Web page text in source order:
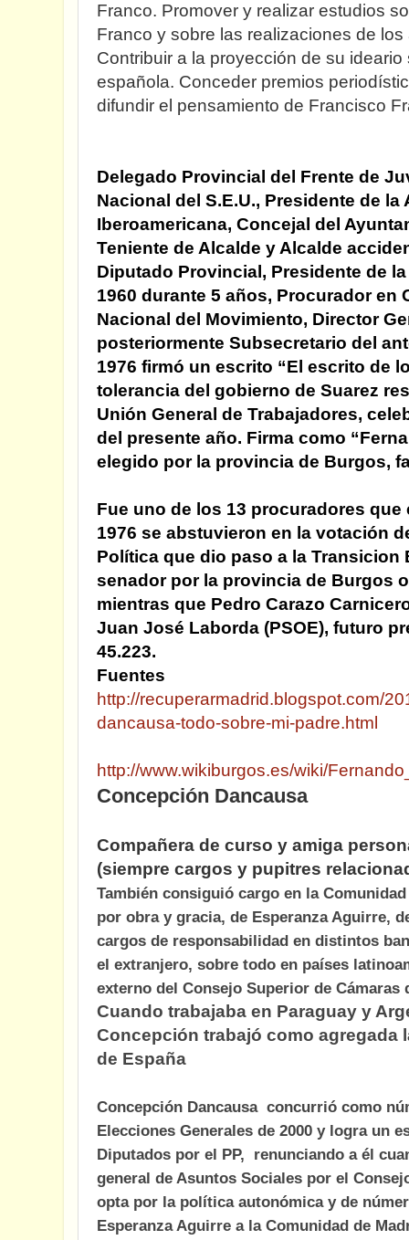
Franco. Promover y realizar estudios
Franco y sobre las realizaciones de
Contribuir a la proyección de su
española. Conceder premios
difundir el pensamiento de Francisco
Delegado Provincial del Frente de
Nacional del S.E.U., Presidente de
Iberoamericana, Concejal del
Teniente de Alcalde y Alcalde
Diputado Provincial, Presidente de
1960 durante 5 años, Procurador en
Nacional del Movimiento, Director
posteriormente Subsecretario del
1976 firmó un escrito “El escrito de
tolerancia del gobierno de Suarez
Unión General de Trabajadores,
del presente año. Firma como
elegido por la provincia de Burgos,
Fue uno de los 13 procuradores
1976 se abstuvieron en la votación
Política que dio paso a la Transicion
senador por la provincia de Burgos
mientras que Pedro Carazo
Juan José Laborda (PSOE), futuro
45.223.
Fuentes
http://recuperarmadrid.blogspot.com/
dancausa-todo-sobre-mi-padre.html
http://www.wikiburgos.es/wiki/
Concepción Dancausa
Compañera de curso y amiga
(siempre cargos y pupitres
También consiguió cargo en la
por obra y gracia, de Esperanza Aguirre,
cargos de responsabilidad en distintos
el extranjero, sobre todo en países
externo del Consejo Superior de Cámaras
Cuando trabajaba en Paraguay y
Concepción trabajó como agregada
de España
Concepción Dancausa concurrió como
Elecciones Generales de 2000 y logra un
Diputados por el PP, renunciando a él
general de Asuntos Sociales por el
opta por la política autonómica y de
Esperanza Aguirre a la Comunidad de